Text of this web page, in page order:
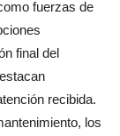
fuerzas de
final del
recibida.
los